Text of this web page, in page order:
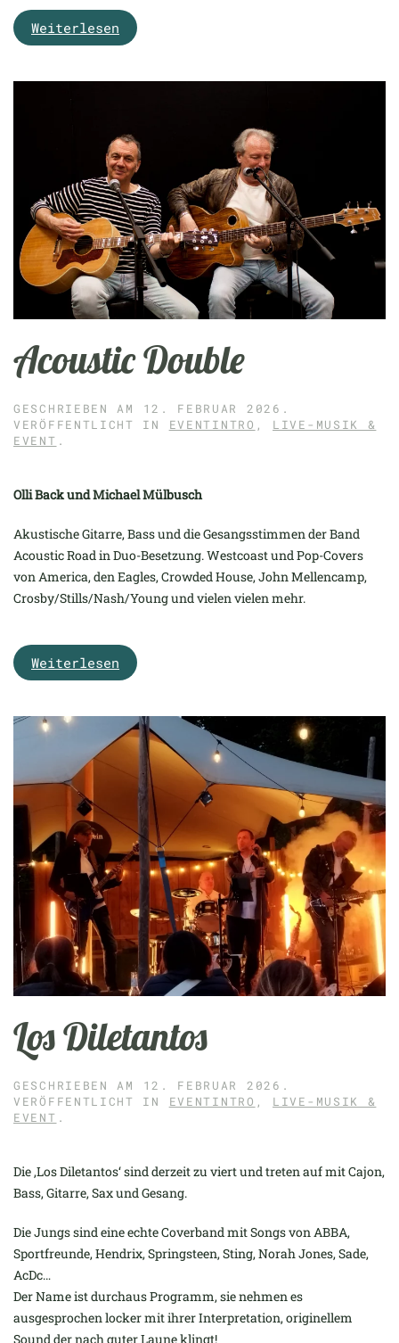
Weiterlesen
Acoustic Double
GESCHRIEBEN AM 12. FEBRUAR 2026 .
VERÖFFENTLICHT IN EVENTINTRO , LIVE-MUSIK &
EVENT .
Olli Back und Michael Mülbusch
Akustische Gitarre, Bass und die Gesangsstimmen der Band
Acoustic Road in Duo-Besetzung. Westcoast und Pop-Covers
von America, den Eagles, Crowded House, John Mellencamp,
Crosby/Stills/Nash/Young und vielen vielen mehr.
Weiterlesen
Los Diletantos
GESCHRIEBEN AM 12. FEBRUAR 2026 .
VERÖFFENTLICHT IN EVENTINTRO , LIVE-MUSIK &
EVENT .
Die ‚Los Diletantos‘ sind derzeit zu viert und treten auf mit Cajon,
Bass, Gitarre, Sax und Gesang.
Die Jungs sind eine echte Coverband mit Songs von ABBA,
Sportfreunde, Hendrix, Springsteen, Sting, Norah Jones, Sade,
AcDc…
Der Name ist durchaus Programm, sie nehmen es
ausgesprochen locker mit ihrer Interpretation, originellem
Sound der nach guter Laune klingt!